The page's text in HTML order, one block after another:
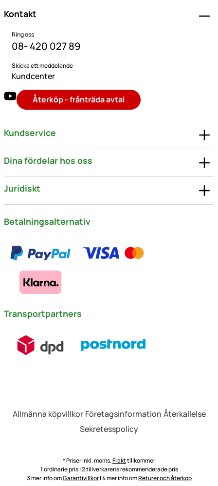
Kontakt
Ring oss
08- 420 027 89
Skicka ett meddelande
Kundcenter
Återköp - frånträda avtal
Kundservice
Dina fördelar hos oss
Juridiskt
Betalningsalternativ
Transportpartners
Allmänna köpvillkor Företagsinformation Återkallelse
Sekretesspolicy
* Priser inkl. moms.Frakttillkommer
1 ordinarie pris | 2 tillverkarens rekommenderade pris
3 mer info omGarantivillkor| 4 mer info omReturer och återköp